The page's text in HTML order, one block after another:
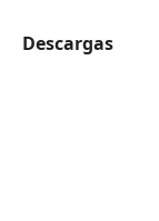
Descargas